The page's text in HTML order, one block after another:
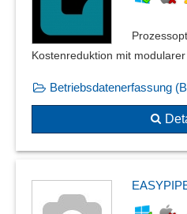
Kostenreduktion mit
Betriebsdatenerfassung